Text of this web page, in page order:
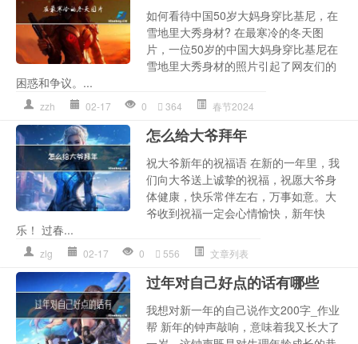
如何看待中国50岁大妈身穿比基尼，在
雪地里大秀身材? 在最寒冷的冬天图
片，一位50岁的中国大妈身穿比基尼在
雪地里大秀身材的照片引起了网友们的
困惑和争议。...
zzh 02-17 0 364 春节2024
怎么给大爷拜年
祝大爷新年的祝福语 在新的一年里，我
们向大爷送上诚挚的祝福，祝愿大爷身
体健康，快乐常伴左右，万事如意。大
爷收到祝福一定会心情愉快，新年快
乐！ 过春...
zlg 02-17 0 556 文章列表
过年对自己好点的话有哪些
我想对新一年的自己说作文200字_作业
帮 新年的钟声敲响，意味着我又长大了